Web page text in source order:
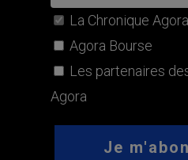
La Chronique Agora
Agora Bourse
Les partenaires
Agora